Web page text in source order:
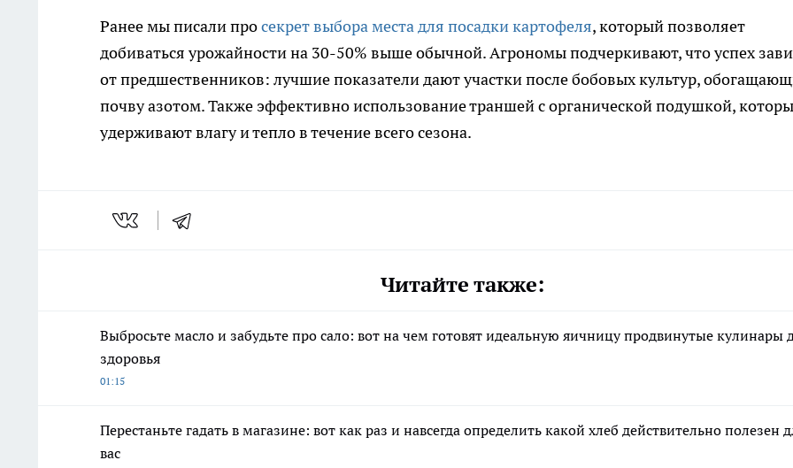
Ранее мы писали просекрет выбора места для посадки картофеля, который позволяет
добиваться урожайности на 30-50% выше обычной. Агрономы подчеркивают, что успех
от предшественников: лучшие показатели дают участки после бобовых культур,
почву азотом. Также эффективно использование траншей с органической подушкой,
удерживают влагу и тепло в течение всего сезона.
Читайте также:
Выбросьте масло и забудьте про сало: вот на чем готовят идеальную яичницу продвинутые кулинары
здоровья
01:15
Перестаньте гадать в магазине: вот как раз и навсегда определить какой хлеб действительно полезен
вас